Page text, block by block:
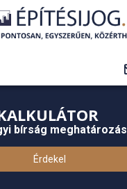
bírság
Érdekel